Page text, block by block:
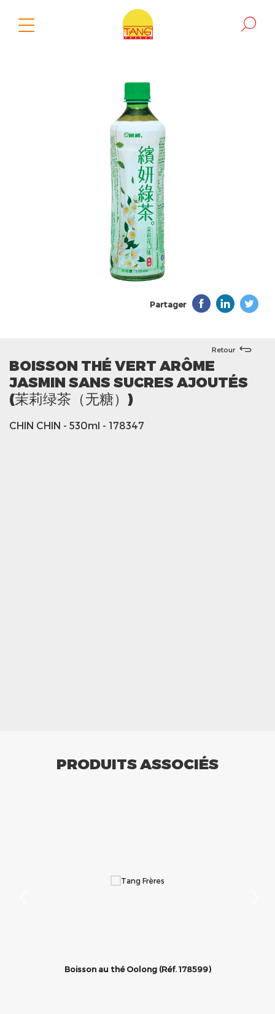
Partager
Retour
BOISSON THÉ VERT ARÔME
JASMIN SANS SUCRES AJOUTÉS
(茉莉绿茶（无糖）)
CHIN CHIN - 530ml - 178347
PRODUITS ASSOCIÉS
Boisson au thé Oolong (Réf. 178599)